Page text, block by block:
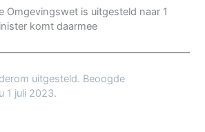
Omgevingswet is uitgesteld naar 1
komt daarmee
uitgesteld. Beoogde
1 juli 2023.